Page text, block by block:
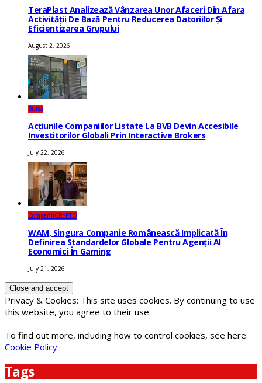
TeraPlast Analizează Vânzarea Unor Afaceri Din Afara
Activității De Bază Pentru Reducerea Datoriilor Și
Eficientizarea Grupului
August 2, 2026
Bursa
Acțiunile Companiilor Listate La BVB Devin Accesibile
Investitorilor Globali Prin Interactive Brokers
July 22, 2026
CompaniiCRYPTO
WAM, Singura Companie Românească Implicată În
Definirea Standardelor Globale Pentru Agenții AI
Economici În Gaming
July 21, 2026
Privacy & Cookies: This site uses cookies. By continuing to use
this website, you agree to their use.
To find out more, including how to control cookies, see here:
Cookie Policy
Tags